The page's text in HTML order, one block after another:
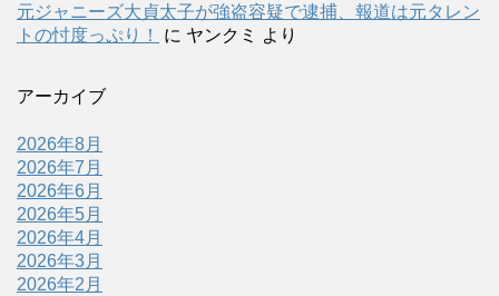
元ジャニーズ大貞太子が強盗容疑で逮捕、報道は元タレン
トの忖度っぷり！
に ヤンクミ より
アーカイブ
2026年8月
2026年7月
2026年6月
2026年5月
2026年4月
2026年3月
2026年2月